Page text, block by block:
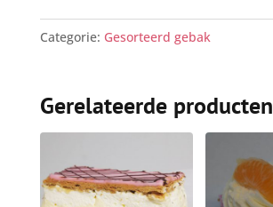
Categorie: Gesorteerd gebak
Gerelateerde producten